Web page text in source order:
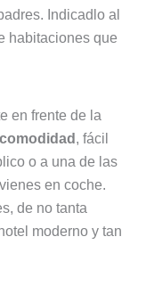
Indicadlo al
habitaciones que
en frente de la
, fácil
o a una de las
en coche.
de no tanta
moderno y tan